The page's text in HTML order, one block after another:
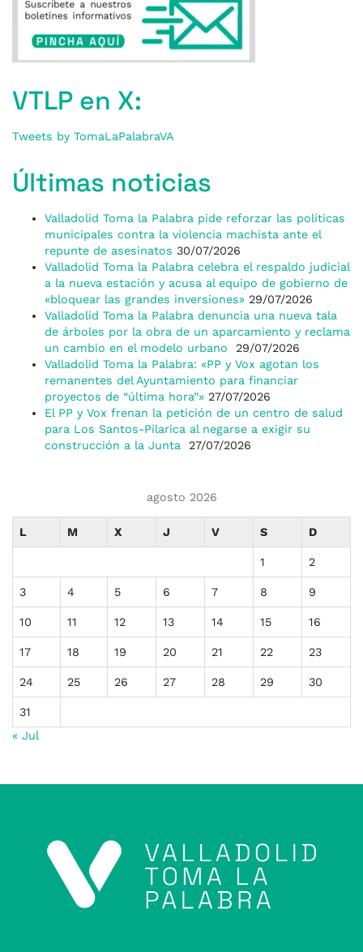
VTLP en X:
Tweets by TomaLaPalabraVA
Últimas noticias
Valladolid Toma la Palabra pide reforzar las políticas
municipales contra la violencia machista ante el
repunte de asesinatos 30/07/2026
Valladolid Toma la Palabra celebra el respaldo judicial
a la nueva estación y acusa al equipo de gobierno de
«bloquear las grandes inversiones» 29/07/2026
Valladolid Toma la Palabra denuncia una nueva tala
de árboles por la obra de un aparcamiento y reclama
un cambio en el modelo urbano
29/07/2026
Valladolid Toma la Palabra: «PP y Vox agotan los
remanentes del Ayuntamiento para financiar
proyectos de “última hora”» 27/07/2026
El PP y Vox frenan la petición de un centro de salud
para Los Santos-Pilarica al negarse a exigir su
construcción a la Junta
27/07/2026
agosto 2026
L M X J V S D
1 2
3 4 5 6 7 8 9
10 11 12 13 14 15 16
17 18 19 20 21 22 23
24 25 26 27 28 29 30
31
« Jul